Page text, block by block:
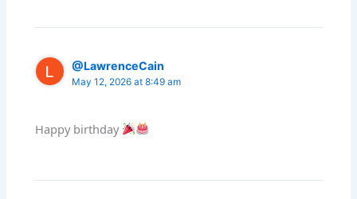
@LawrenceCain
May 12, 2026 at 8:49 am
Happy birthday